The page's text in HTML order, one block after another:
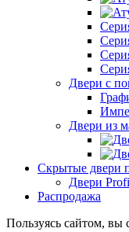
Двери с
Двери из
Скрытые двери
Двери
Распродажа
Пользуясь сайтом, вы